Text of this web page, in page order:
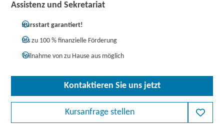
Assistenz und Sekretariat
Kursstart garantiert!
Bis zu 100 % finanzielle Förderung
Teilnahme von zu Hause aus möglich
Kontaktieren Sie uns jetzt
Kursanfrage stellen